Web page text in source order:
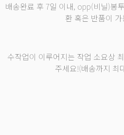
배송완료 후 7일 이내, opp(비닐)봉
환 혹은 반품이
수작업이 이루어지는 작업 소요상
주세요!(배송까지 최